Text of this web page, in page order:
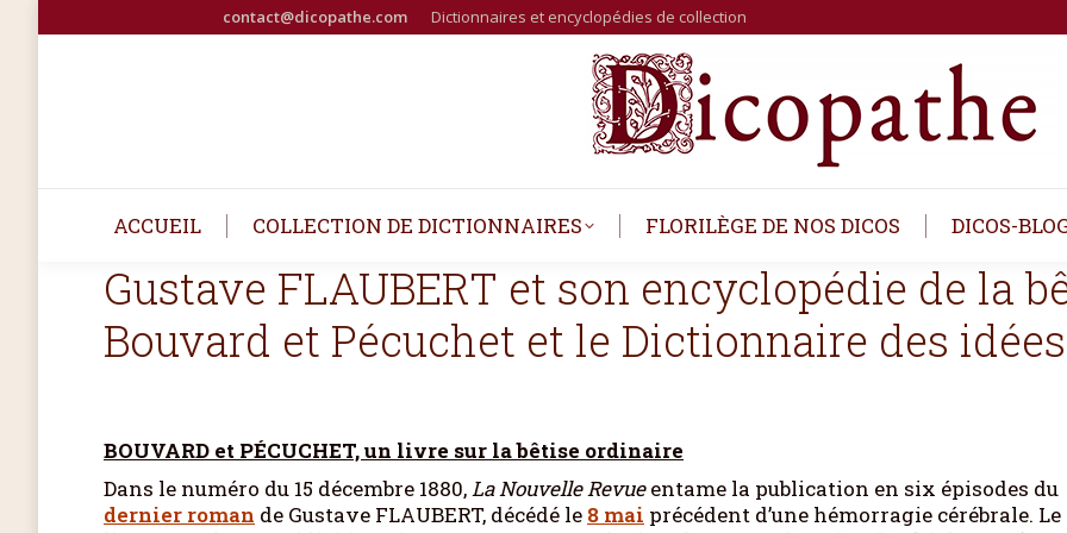
contact@dicopathe.com Dictionnaires et encyclopédies de collection
ACCUEIL COLLECTION DE DICTIONNAIRES FLORILÈGE DE NOS DICOS DICOS-
Gustave FLAUBERT et son encyclopédie de la
Bouvard et Pécuchet et le Dictionnaire des
BOUVARD et PÉCUCHET, un livre sur la bêtise ordinaire
Dans le numéro du 15 décembre 1880,LaNouvelle Revueentame la publication en six épisodes du
dernier roman de Gustave FLAUBERT, décédé le 8 mai précédent d’une hémorragie cérébrale. Le